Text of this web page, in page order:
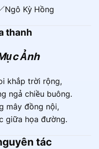
Ngô Kỳ Hồng
thanh
Ảnh
khắp trời rộng,
ngả chiều buông.
mây đồng nội,
giữa họa đường.
tác